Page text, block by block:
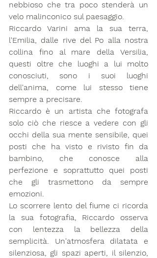
nebbioso che tra poco stenderà un
velo malinconico sul paesaggio.
Riccardo Varini ama la sua terra,
l'Emilia, dalle rive del Po alla nostra
collina fino al mare della Versilia,
questi oltre che luoghi a lui molto
conosciuti, sono i suoi luoghi
dell'anima, come lui stesso tiene
sempre a precisare.
Riccardo è un artista che fotografa
solo ciò che riesce a vedere con gli
occhi della sua mente sensibile, quei
posti che ha visto e rivisto fin da
bambino, che conosce alla
perfezione e soprattutto quei posti
che gli trasmettono da sempre
emozioni.
Lo scorrere lento del fiume ci ricorda
la sua fotografia, Riccardo osserva
con lentezza la bellezza della
semplicità. Un'atmosfera dilatata e
silenziosa, gli spazi aperti, il silenzio,